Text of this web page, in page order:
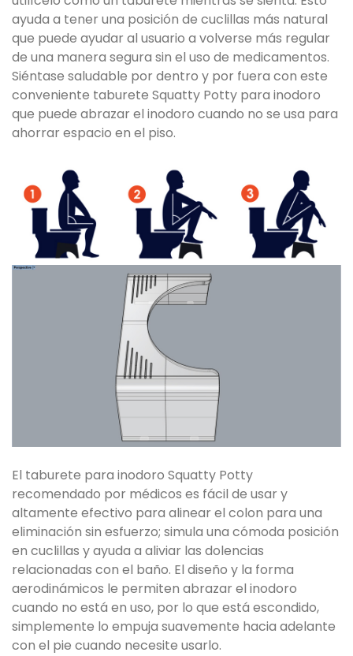
ayuda a tener una posición de cuclillas más natural
que puede ayudar al usuario a volverse más regular
de una manera segura sin el uso de medicamentos.
Siéntase saludable por dentro y por fuera con este
conveniente taburete Squatty Potty para inodoro
que puede abrazar el inodoro cuando no se usa para
ahorrar espacio en el piso.
El taburete para inodoro Squatty Potty
recomendado por médicos es fácil de usar y
altamente efectivo para alinear el colon para una
eliminación sin esfuerzo; simula una cómoda posición
en cuclillas y ayuda a aliviar las dolencias
relacionadas con el baño. El diseño y la forma
aerodinámicos le permiten abrazar el inodoro
cuando no está en uso, por lo que está escondido,
simplemente lo empuja suavemente hacia adelante
con el pie cuando necesite usarlo.